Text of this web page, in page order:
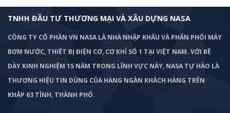
TNHH ĐẦU TƯ THƯƠNG MẠI VÀ XÂU DỰNG NASA
CÔNG TY CỔ PHẦN VN NASA LÀ NHÀ NHẬP KHẨU VÀ PHÂN PHỐI MÁY
BƠM NƯỚC, THIẾT BỊ ĐIỆN CƠ, CƠ KHÍ SỐ 1 TẠI VIỆT NAM. VỚI BỀ
DÀY KINH NGHIỆM 15 NĂM TRONG LĨNH VỰC NÀY, NASA TỰ HÀO LÀ
THƯƠNG HIỆU TIN DÙNG CỦA HÀNG NGÀN KHÁCH HÀNG TRÊN
KHẮP 63 TỈNH, THÀNH PHỐ.